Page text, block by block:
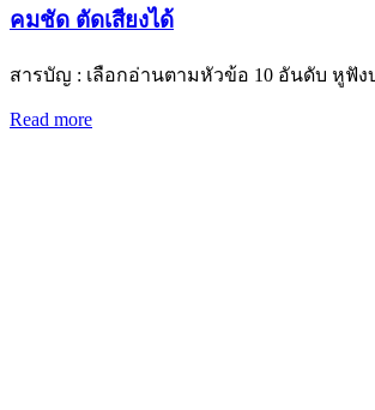
คมชัด ตัดเสียงได้
สารบัญ : เลือกอ่านตามหัวข้อ 10 อันดับ หูฟั
Read more